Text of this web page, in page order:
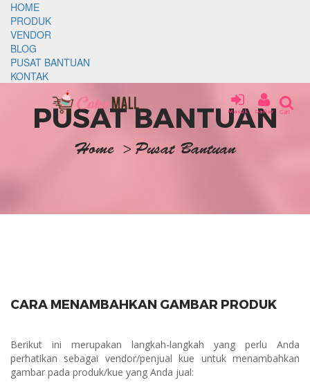
HOME
PRODUK
VENDOR
BLOG
PUSAT BANTUAN
KONTAK
Masuk Daftar Cari
PUSAT BANTUAN
Home > Pusat Bantuan
CARA MENAMBAHKAN GAMBAR PRODUK
Berikut ini merupakan langkah-langkah yang perlu Anda
perhatikan sebagai vendor/penjual kue untuk menambahkan
gambar pada produk/kue yang Anda jual: